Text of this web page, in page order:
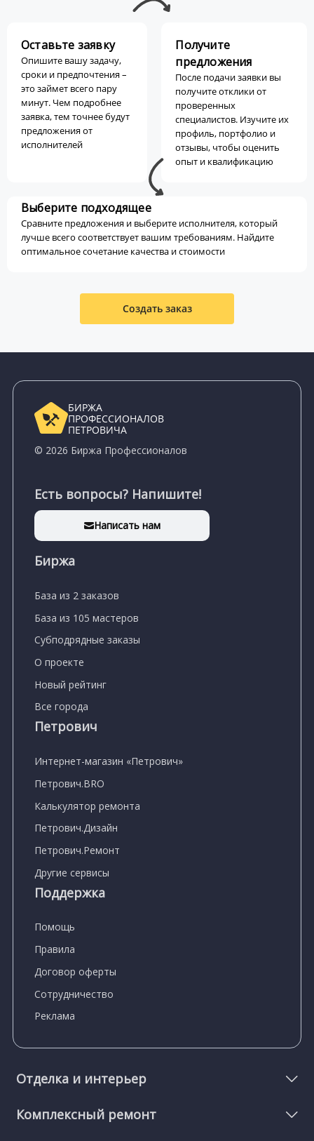
Оставьте заявку
Опишите вашу задачу,
сроки и предпочтения –
это займет всего пару
минут. Чем подробнее
заявка, тем точнее будут
предложения от
исполнителей
Получите
предложения
После подачи заявки вы
получите отклики от
проверенных
специалистов. Изучите их
профиль, портфолио и
отзывы, чтобы оценить
опыт и квалификацию
Выберите подходящее
Сравните предложения и выберите исполнителя, который
лучше всего соответствует вашим требованиям. Найдите
оптимальное сочетание качества и стоимости
Создать заказ
БИРЖА
ПРОФЕССИОНАЛОВ
ПЕТРОВИЧА
© 2026 Биржа Профессионалов
Есть вопросы? Напишите!
Написать нам
Биржа
База из 2 заказов
База из 105 мастеров
Субподрядные заказы
О проекте
Новый рейтинг
Все города
Петрович
Интернет-магазин «Петрович»
Петрович.BRO
Калькулятор ремонта
Петрович.Дизайн
Петрович.Ремонт
Другие сервисы
Поддержка
Помощь
Правила
Договор оферты
Сотрудничество
Реклама
Отделка и интерьер
Комплексный ремонт